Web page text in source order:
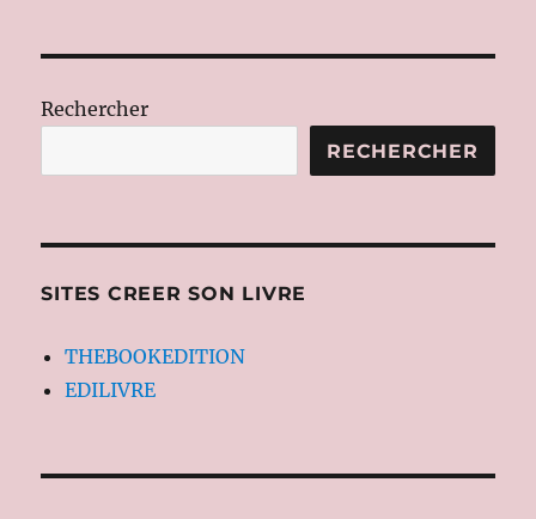
Rechercher
RECHERCHER
SITES CREER SON LIVRE
THEBOOKEDITION
EDILIVRE